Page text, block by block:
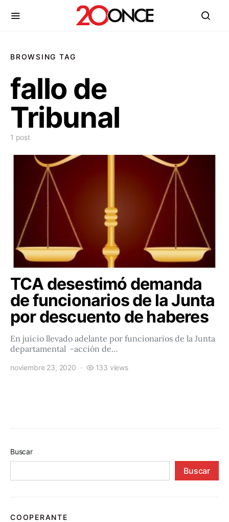
BROWSING TAG
fallo de
Tribunal
1 post
TCA desestimó demanda
de funcionarios de la Junta
por descuento de haberes
En juicio llevado adelante por funcionarios de la Junta
departamental -acción de…
noviembre 23, 2020 133 views
Buscar
Buscar
COOPERANTE